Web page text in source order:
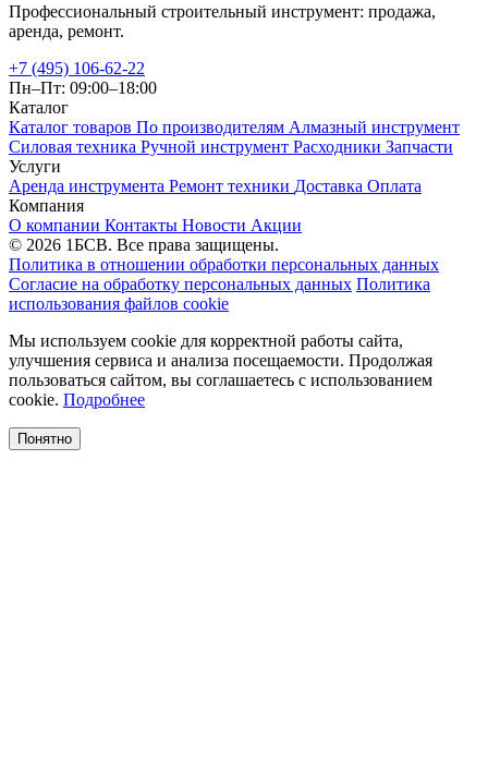
Профессиональный строительный инструмент: продажа,
аренда, ремонт.
+7 (495) 106-62-22
Пн–Пт: 09:00–18:00
Каталог
Каталог товаров По производителям Алмазный инструмент
Силовая техника Ручной инструмент Расходники Запчасти
Услуги
Аренда инструмента Ремонт техники Доставка Оплата
Компания
О компании Контакты Новости Акции
© 2026 1БСВ. Все права защищены.
Политика в отношении обработки персональных данных
Согласие на обработку персональных данных Политика
использования файлов cookie
Мы используем cookie для корректной работы сайта,
улучшения сервиса и анализа посещаемости. Продолжая
пользоваться сайтом, вы соглашаетесь с использованием
cookie. Подробнее
Понятно